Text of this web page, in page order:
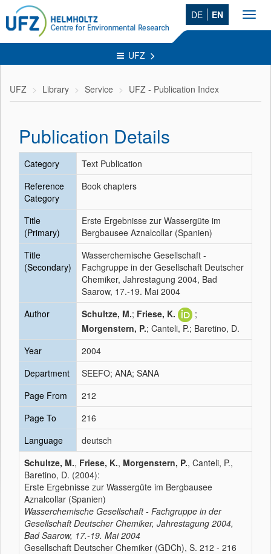
DE EN
UFZ
UFZ Library Service UFZ - Publication Index
Publication Details
Category
Text Publication
Reference
Category
Book chapters
Title
(Primary)
Erste Ergebnisse zur Wassergüte im
Bergbausee Aznalcollar (Spanien)
Title
(Secondary)
Wasserchemische Gesellschaft -
Fachgruppe in der Gesellschaft Deutscher
Chemiker, Jahrestagung 2004, Bad
Saarow, 17.-19. Mai 2004
Author
Schultze, M.; Friese, K.
;
Morgenstern, P.; Canteli, P.; Baretino, D.
Year
2004
Department
SEEFO; ANA; SANA
Page From
212
Page To
216
Language
deutsch
Schultze, M., Friese, K., Morgenstern, P., Canteli, P.,
Baretino, D. (2004):
Erste Ergebnisse zur Wassergüte im Bergbausee
Aznalcollar (Spanien)
Wasserchemische Gesellschaft - Fachgruppe in der
Gesellschaft Deutscher Chemiker, Jahrestagung 2004,
Bad Saarow, 17.-19. Mai 2004
Gesellschaft Deutscher Chemiker (GDCh), S. 212 - 216